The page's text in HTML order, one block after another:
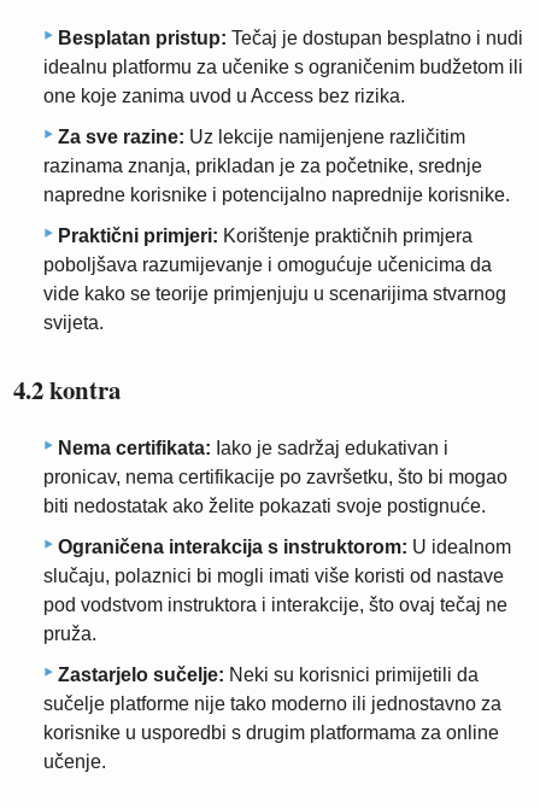
Besplatan pristup: Tečaj je dostupan besplatno i nudi
idealnu platformu za učenike s ograničenim budžetom ili
one koje zanima uvod u Access bez rizika.
Za sve razine: Uz lekcije namijenjene različitim
razinama znanja, prikladan je za početnike, srednje
napredne korisnike i potencijalno naprednije korisnike.
Praktični primjeri: Korištenje praktičnih primjera
poboljšava razumijevanje i omogućuje učenicima da
vide kako se teorije primjenjuju u scenarijima stvarnog
svijeta.
4.2 kontra
Nema certifikata: Iako je sadržaj edukativan i
pronicav, nema certifikacije po završetku, što bi mogao
biti nedostatak ako želite pokazati svoje postignuće.
Ograničena interakcija s instruktorom: U idealnom
slučaju, polaznici bi mogli imati više koristi od nastave
pod vodstvom instruktora i interakcije, što ovaj tečaj ne
pruža.
Zastarjelo sučelje: Neki su korisnici primijetili da
sučelje platforme nije tako moderno ili jednostavno za
korisnike u usporedbi s drugim platformama za online
učenje.